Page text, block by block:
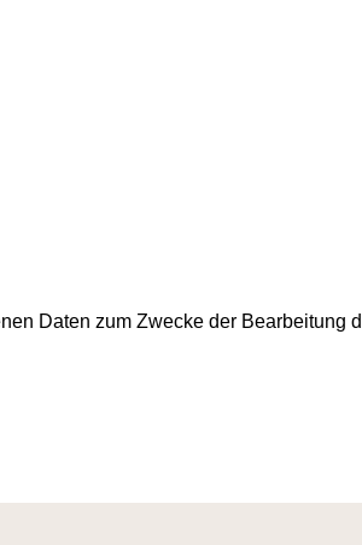
Daten zum Zwecke der Bearbeitung